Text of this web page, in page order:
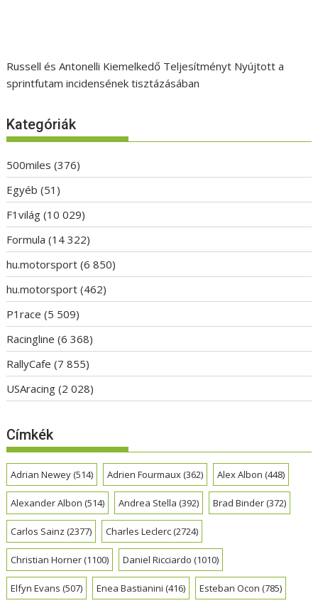
Russell és Antonelli Kiemelkedő Teljesítményt Nyújtott a
sprintfutam incidensének tisztázásában
Kategóriák
500miles (376)
Egyéb (51)
F1világ (10 029)
Formula (14 322)
hu.motorsport (6 850)
hu.motorsport (462)
P1race (5 509)
Racingline (6 368)
RallyCafe (7 855)
USAracing (2 028)
Címkék
Adrian Newey(514) Adrien Fourmaux(362) Alex Albon (448)
Alexander Albon (514) Andrea Stella (392) Brad Binder(372)
Carlos Sainz (2377) Charles Leclerc(2724)
Christian Horner(1100) Daniel Ricciardo (1010)
Elfyn Evans (507) Enea Bastianini (416) Esteban Ocon (785)